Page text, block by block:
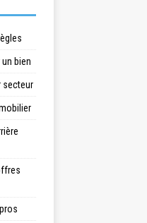
bien
secteur